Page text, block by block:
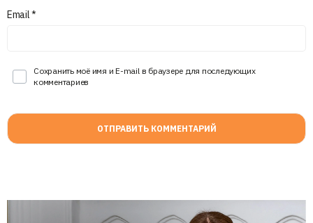
Email*
Сохранить моё имя и E-mail в браузере для последующих
комментариев